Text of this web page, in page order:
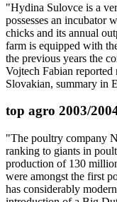
"Hydina Sulovce is a
possesses an incubator
chicks and its annual
farm is equipped with
the previous years the
Vojtech Fabian
Slovakian, summary in
top agro 2003/
"The poultry company
ranking to giants in
production of 130
were amongst the first
has considerably